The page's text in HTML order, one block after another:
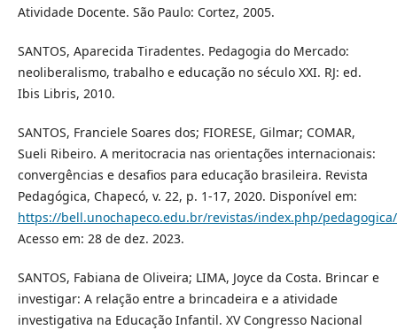
Atividade Docente. São Paulo: Cortez, 2005.
SANTOS, Aparecida Tiradentes. Pedagogia do Mercado:
neoliberalismo, trabalho e educação no século XXI. RJ: ed.
Ibis Libris, 2010.
SANTOS, Franciele Soares dos; FIORESE, Gilmar; COMAR,
Sueli Ribeiro. A meritocracia nas orientações internacionais:
convergências e desafios para educação brasileira. Revista
Pedagógica, Chapecó, v. 22, p. 1-17, 2020. Disponível em:
https://bell.unochapeco.edu.br/revistas/index.php/
Acesso em: 28 de dez. 2023.
SANTOS, Fabiana de Oliveira; LIMA, Joyce da Costa. Brincar e
investigar: A relação entre a brincadeira e a atividade
investigativa na Educação Infantil. XV Congresso Nacional